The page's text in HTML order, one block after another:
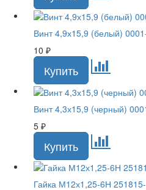
Винт 4,9х15,9 (белый)
10 ₽
Винт 4,3х15,9 (черный)
5 ₽
Гайка М12х1,25-6Н